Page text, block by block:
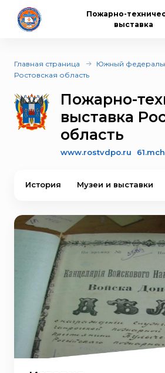
Пожарно-
выставка
Главная страница
Южный
Ростовская область
Пожарно-
выставка
область
www.rostvdpo.ru
История Музеи и выставки